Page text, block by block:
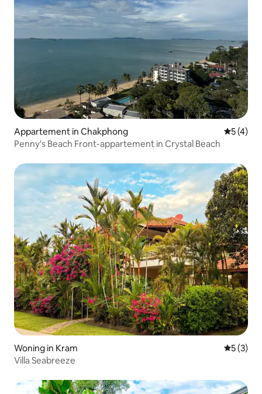
Appartement in Chakphong
5 (4)
Penny's Beach Front-appartement in Crystal Beach
Woning in Kram
5 (3)
Villa Seabreeze